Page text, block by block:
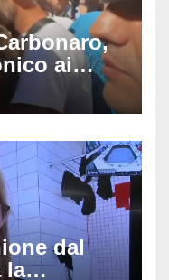
ai
non
alla
dal
la